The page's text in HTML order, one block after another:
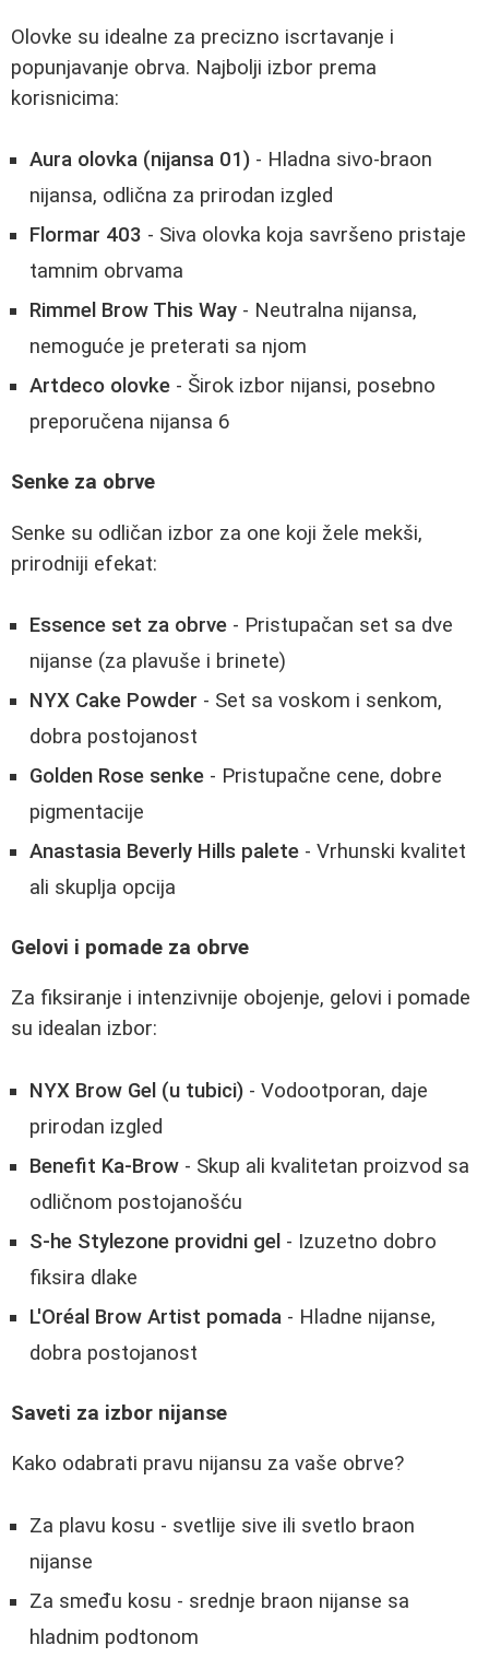
Olovke su idealne za precizno iscrtavanje i
popunjavanje obrva. Najbolji izbor prema
korisnicima:
Aura olovka (nijansa 01) - Hladna sivo-braon
nijansa, odlična za prirodan izgled
Flormar 403 - Siva olovka koja savršeno pristaje
tamnim obrvama
Rimmel Brow This Way - Neutralna nijansa,
nemoguće je preterati sa njom
Artdeco olovke - Širok izbor nijansi, posebno
preporučena nijansa 6
Senke za obrve
Senke su odličan izbor za one koji žele mekši,
prirodniji efekat:
Essence set za obrve - Pristupačan set sa dve
nijanse (za plavuše i brinete)
NYX Cake Powder - Set sa voskom i senkom,
dobra postojanost
Golden Rose senke - Pristupačne cene, dobre
pigmentacije
Anastasia Beverly Hills palete - Vrhunski kvalitet
ali skuplja opcija
Gelovi i pomade za obrve
Za fiksiranje i intenzivnije obojenje, gelovi i pomade
su idealan izbor:
NYX Brow Gel (u tubici) - Vodootporan, daje
prirodan izgled
Benefit Ka-Brow - Skup ali kvalitetan proizvod sa
odličnom postojanošću
S-he Stylezone providni gel - Izuzetno dobro
fiksira dlake
L'Oréal Brow Artist pomada - Hladne nijanse,
dobra postojanost
Saveti za izbor nijanse
Kako odabrati pravu nijansu za vaše obrve?
Za plavu kosu - svetlije sive ili svetlo braon
nijanse
Za smeđu kosu - srednje braon nijanse sa
hladnim podtonom